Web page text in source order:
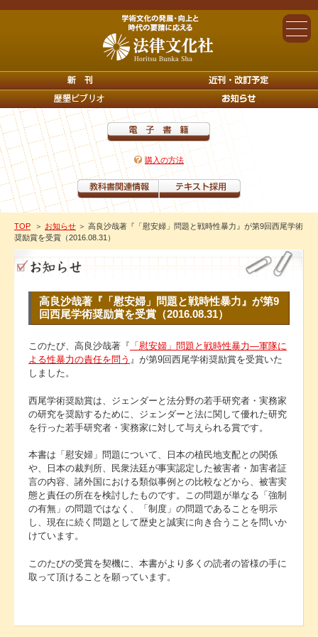
購入の方法
TOP ＞ お知らせ ＞ 高良沙哉著『「慰安婦」問題と戦時性暴力』が第9回西尾学術
奨励賞を受賞（2016.08.31）
高良沙哉著『「慰安婦」問題と戦時性暴力』が第9
回西尾学術奨励賞を受賞（2016.08.31）
このたび、高良沙哉著『 「慰安婦」問題と戦時性暴力―軍隊に
よる性暴力の責任を問う 』が第9回西尾学術奨励賞を受賞いた
しました。
西尾学術奨励賞は、ジェンダーと法分野の若手研究者・実務家
の研究を奨励するために、ジェンダーと法に関して優れた研究
を行った若手研究者・実務家に対して与えられる賞です。
本書は「慰安婦」問題について、日本の植民地支配との関係
や、日本の裁判所、民衆法廷が事実認定した被害者・加害者証
言の内容、諸外国における類似事例との比較などから、被害実
態と責任の所在を検討したものです。この問題が単なる「強制
の有無」の問題ではなく、「制度」の問題であることを明示
し、現在に続く問題として歴史と誠実に向き合うことを問いか
けています。
このたびの受賞を契機に、本書がより多くの読者の皆様の手に
取って頂けることを願っています。